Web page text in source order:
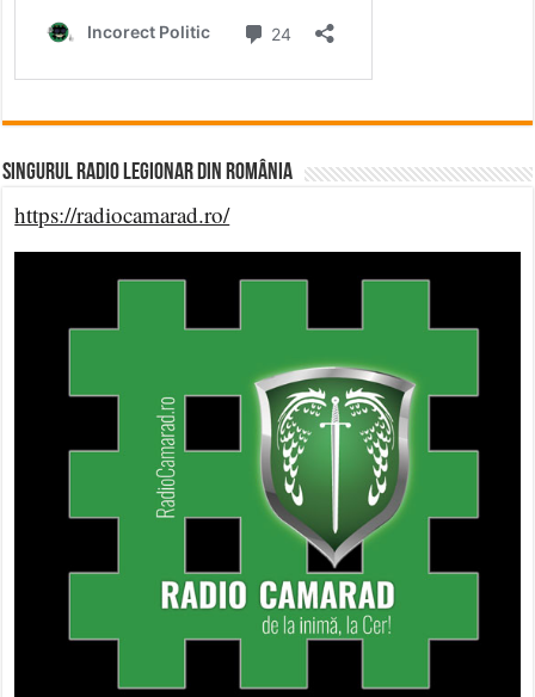
Singurul Radio Legionar din România
https://radiocamarad.ro/